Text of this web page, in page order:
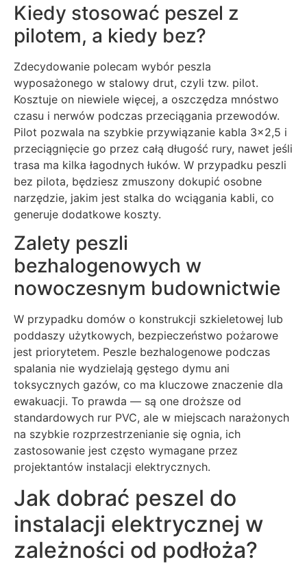
Kiedy stosować peszel z
pilotem, a kiedy bez?
Zdecydowanie polecam wybór peszla
wyposażonego w stalowy drut, czyli tzw. pilot.
Kosztuje on niewiele więcej, a oszczędza mnóstwo
czasu i nerwów podczas przeciągania przewodów.
Pilot pozwala na szybkie przywiązanie kabla 3×2,5 i
przeciągnięcie go przez całą długość rury, nawet jeśli
trasa ma kilka łagodnych łuków. W przypadku peszli
bez pilota, będziesz zmuszony dokupić osobne
narzędzie, jakim jest stalka do wciągania kabli, co
generuje dodatkowe koszty.
Zalety peszli
bezhalogenowych w
nowoczesnym budownictwie
W przypadku domów o konstrukcji szkieletowej lub
poddaszy użytkowych, bezpieczeństwo pożarowe
jest priorytetem. Peszle bezhalogenowe podczas
spalania nie wydzielają gęstego dymu ani
toksycznych gazów, co ma kluczowe znaczenie dla
ewakuacji. To prawda — są one droższe od
standardowych rur PVC, ale w miejscach narażonych
na szybkie rozprzestrzenianie się ognia, ich
zastosowanie jest często wymagane przez
projektantów instalacji elektrycznych.
Jak dobrać peszel do
instalacji elektrycznej w
zależności od podłoża?